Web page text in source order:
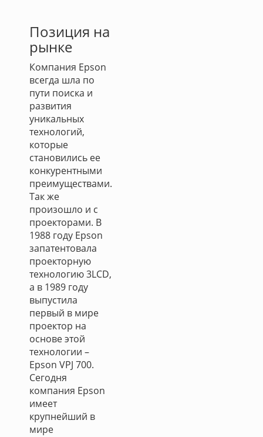
Позиция на
рынке
Компания Epson
всегда шла по
пути поиска и
развития
уникальных
технологий,
которые
становились ее
конкурентными
преимуществами.
Так же
произошло и с
проекторами. В
1988 году Epson
запатентовала
проекторную
технологию 3LCD,
а в 1989 году
выпустила
первый в мире
проектор на
основе этой
технологии –
Epson VPJ 700.
Сегодня
компания Epson
имеет
крупнейший в
мире